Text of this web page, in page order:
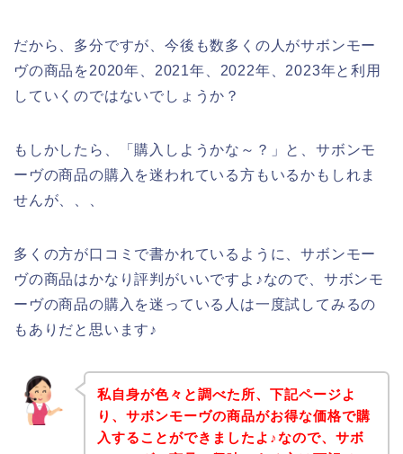
だから、多分ですが、今後も数多くの人がサボンモー
ヴの商品を2020年、2021年、2022年、2023年と利用
していくのではないでしょうか？
もしかしたら、「購入しようかな～？」と、サボンモ
ーヴの商品の購入を迷われている方もいるかもしれま
せんが、、、
多くの方が口コミで書かれているように、サボンモー
ヴの商品はかなり評判がいいですよ♪なので、サボンモ
ーヴの商品の購入を迷っている人は一度試してみるの
もありだと思います♪
私自身が色々と調べた所、下記ページよ
り、サボンモーヴの商品がお得な価格で購
入することができましたよ♪なので、サボ